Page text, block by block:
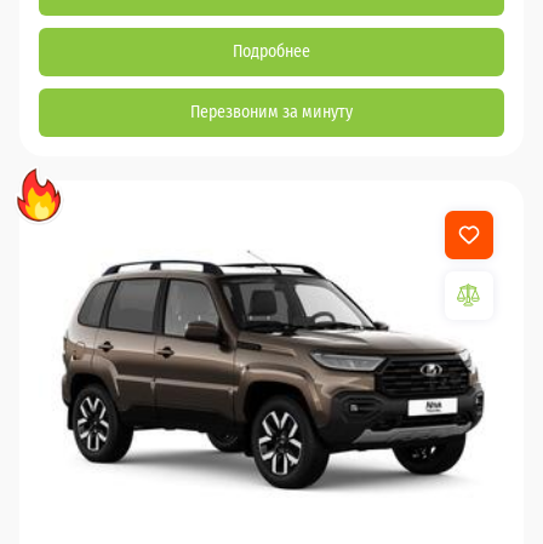
Подробнее
Перезвоним за минуту